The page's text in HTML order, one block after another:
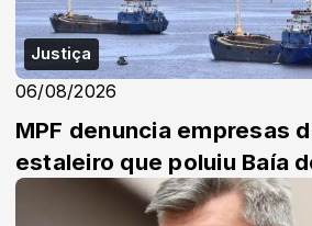
Justiça
06/08/2026
MPF denuncia empresas
estaleiro que poluiu Baía